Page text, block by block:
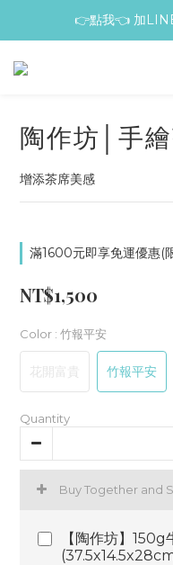
👉點我👈 加
陶作坊│手
增添茶席美感
滿1600元即享免運優惠(
NT$1,500
Color : 竹報平安
花開富貴 竹報平安
Quantity
Buy Together and
【陶作坊】